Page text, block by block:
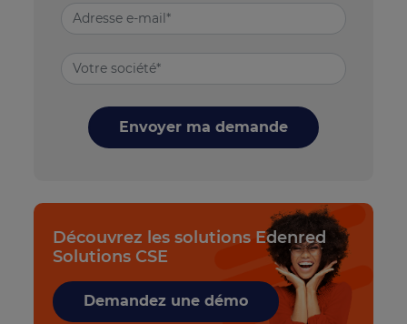
Envoyer ma demande
Découvrez les solutions Edenred
Solutions CSE
Demandez une démo